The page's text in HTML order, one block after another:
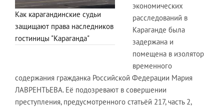
Как карагандинские судьи
защищают права наследников
гостиницы "Караганда"
экономических
расследований в
Караганде была
задержана и
помещена в изолятор
временного
содержания гражданка Российской Федерации Мария
ЛАВРЕНТЬЕВА. Её подозревают в совершении
преступления, предусмотренного статьёй 217, часть 2,